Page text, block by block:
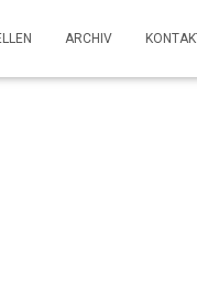
ARCHIV